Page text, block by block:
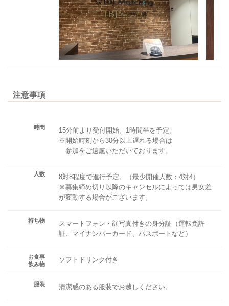
注意事項
時間
15分前より受付開始。1時間半を予定。
※開始時刻から30分以上遅れる場合は
参加をご遠慮いただいております。
人数
8対8程度で進行予定。（最少開催人数：4対4）
※募集締め切り以降のキャンセルによっては男女差
が変動する場合がございます。
持ち物
スマートフォン・顔写真付きの身分証（運転免許
証、マイナンバーカード、パスポートなど）
お食事
飲み物
ソフトドリンク付き
服装 清潔感のある服装でお越しください。